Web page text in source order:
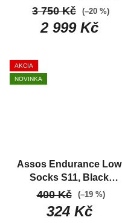
LavenderZávodný
dámsky cyklo dres do
letného počasia
2 999 Kč
3 750 Kč (–20 %)
AKCIA
NOVINKA
Assos Endurance Low
Socks S11, Black
SeriesKlasické
cyklistické ponožky
navržené pro
324 Kč
400 Kč (–19 %)